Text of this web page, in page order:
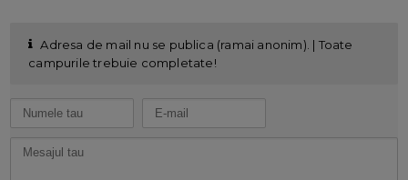
Adresa de mail nu se publica (ramai anonim). | Toate
campurile trebuie completate!